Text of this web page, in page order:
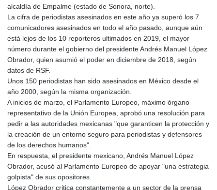
alcaldía de Empalme (estado de Sonora, norte).
La cifra de periodistas asesinados en este año ya superó los 7
comunicadores asesinados en todo el año pasado, aunque aún
está lejos de los 10 reporteros ultimados en 2019, el mayor
número durante el gobierno del presidente Andrés Manuel López
Obrador, quien asumió el poder en diciembre de 2018, según
datos de RSF.
Unos 150 periodistas han sido asesinados en México desde el
año 2000, según la misma organización.
A inicios de marzo, el Parlamento Europeo, máximo órgano
representativo de la Unión Europea, aprobó una resolución para
pedir a las autoridades mexicanas "que garanticen la protección y
la creación de un entorno seguro para periodistas y defensores
de los derechos humanos".
En respuesta, el presidente mexicano, Andrés Manuel López
Obrador, acusó al Parlamento Europeo de apoyar "una estrategia
golpista" de sus opositores.
López Obrador critica constantemente a un sector de la prensa